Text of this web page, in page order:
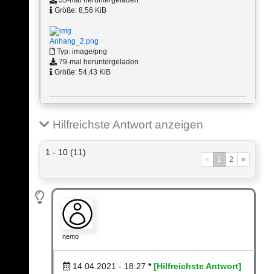
Größe: 8,56 KiB
Anhang_2.png
Typ: image/png
79-mal heruntergeladen
Größe: 54,43 KiB
Hilfreichste Antwort anzeigen
1 - 10 (11)
« 1 2 »
nemo
14.04.2021 - 18:27 * [Hilfreichste Antwort]